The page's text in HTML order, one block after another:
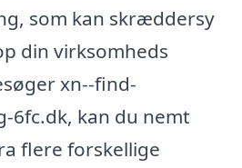
som kan skræddersy
din virksomheds
xn--find-
6fc.dk, kan du nemt
flere forskellige